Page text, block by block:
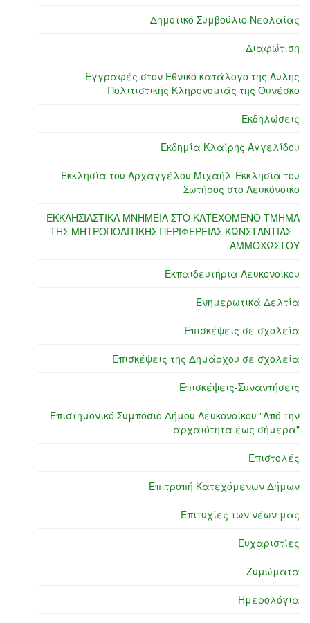
Δημοτικό Συμβούλιο Νεολαίας
Διαφώτιση
Εγγραφές στον Εθνικό κατάλογο της Άυλης
Πολιτιστικής Κληρονομιάς της Ουνέσκο
Εκδηλώσεις
Εκδημία Κλαίρης Αγγελίδου
Εκκλησία του Αρχαγγέλου Μιχαήλ-Εκκλησία του
Σωτήρος στο Λευκόνοικο
ΕΚΚΛΗΣΙΑΣΤΙΚΑ ΜΝΗΜΕΙΑ ΣΤΟ ΚΑΤΕΧΟΜΕΝΟ ΤΜΗΜΑ
ΤΗΣ ΜΗΤΡΟΠΟΛΙΤΙΚΗΣ ΠΕΡΙΦΕΡΕΙΑΣ ΚΩΝΣΤΑΝΤΙΑΣ –
ΑΜΜΟΧΩΣΤΟΥ
Εκπαιδευτήρια Λευκονοίκου
Ενημερωτικά Δελτία
Επισκέψεις σε σχολεία
Επισκέψεις της Δημάρχου σε σχολεία
Επισκέψεις-Συναντήσεις
Επιστημονικό Συμπόσιο Δήμου Λευκονοίκου "Από την
αρχαιότητα έως σήμερα"
Επιστολές
Επιτροπή Κατεχόμενων Δήμων
Επιτυχίες των νέων μας
Ευχαριστίες
Ζυμώματα
Ημερολόγια